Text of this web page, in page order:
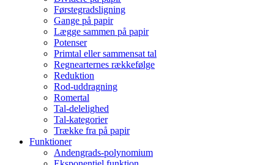
Førstegradsligning
Gange på papir
Lægge sammen på papir
Potenser
Primtal eller sammensat tal
Regnearternes rækkefølge
Reduktion
Rod-uddragning
Romertal
Tal-delelighed
Tal-kategorier
Trække fra på papir
Funktioner
Andengrads-polynomium